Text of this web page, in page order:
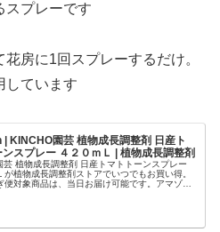
スプレーです
房に1回スプレーするだけ。
しています
KINCHO園芸 植物成長調整剤 日産ト
ンスプレー ４２０ｍＬ | 植物成長調整剤
芸 植物成長調整剤 日産トマトトーンスプレー
が植物成長調整剤ストアでいつでもお買い得。
便対象商品は、当日お届け可能です。アマゾン